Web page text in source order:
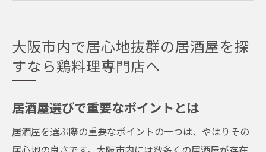
リピーターが多い理由を探る
鶏料理の専門店が提供する特別な体験
pao福の独自の魅力とは
都会の中で感じる癒しの理由
大阪市内で居心地抜群の居酒屋を探
すなら鶏料理専門店へ
居酒屋選びで重要なポイントとは
居酒屋を選ぶ際の重要なポイントの一つは、やはりその